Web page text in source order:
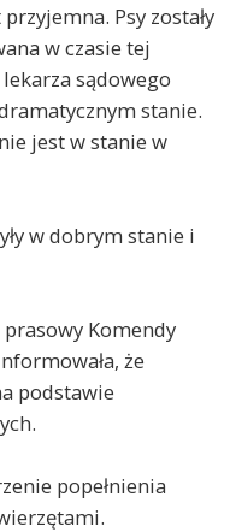
Psy zostały
w czasie tej
sądowego
stanie.
jest w stanie w
w dobrym stanie i
Komendy
że
podstawie
popełnienia